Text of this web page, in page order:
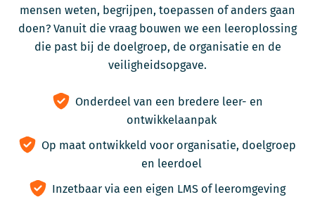
mensen weten, begrijpen, toepassen of anders gaan
doen? Vanuit die vraag bouwen we een leeroplossing
die past bij de doelgroep, de organisatie en de
veiligheidsopgave.
Onderdeel van een bredere leer- en
ontwikkelaanpak
Op maat ontwikkeld voor organisatie, doelgroep
en leerdoel
Inzetbaar via een eigen LMS of leeromgeving